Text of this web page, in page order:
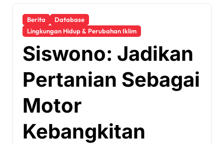
Berita
Database
Lingkungan Hidup & Perubahan Iklim
Siswono: Jadikan
Pertanian Sebagai
Motor
Kebangkitan